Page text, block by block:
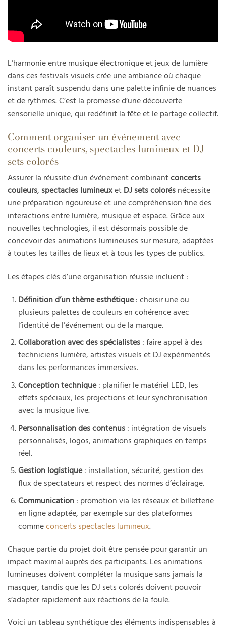
L’harmonie entre musique électronique et jeux de lumière
dans ces festivals visuels crée une ambiance où chaque
instant paraît suspendu dans une palette infinie de nuances
et de rythmes. C’est la promesse d’une découverte
sensorielle unique, qui redéfinit la fête et le partage collectif.
Comment organiser un événement avec
concerts couleurs, spectacles lumineux et DJ
sets colorés
Assurer la réussite d’un événement combinantconcerts
couleurs, spectacles lumineuxet DJ sets colorés nécessite
une préparation rigoureuse et une compréhension fine des
interactions entre lumière, musique et espace. Grâce aux
nouvelles technologies, il est désormais possible de
concevoir des animations lumineuses sur mesure, adaptées
à toutes les tailles de lieux et à tous les types de publics.
Les étapes clés d’une organisation réussie incluent :
Définition d’un thème esthétique: choisir une ou
plusieurs palettes de couleurs en cohérence avec
l’identité de l’événement ou de la marque.
Collaboration avec des spécialistes: faire appel à des
techniciens lumière, artistes visuels et DJ expérimentés
dans les performances immersives.
Conception technique: planifier le matériel LED, les
effets spéciaux, les projections et leur synchronisation
avec la musique live.
Personnalisation des contenus: intégration de visuels
personnalisés, logos, animations graphiques en temps
réel.
Gestion logistique: installation, sécurité, gestion des
flux de spectateurs et respect des normes d’éclairage.
Communication: promotion via les réseaux et billetterie
en ligne adaptée, par exemple sur des plateformes
commeconcerts spectacles lumineux.
Chaque partie du projet doit être pensée pour garantir un
impact maximal auprès des participants. Les animations
lumineuses doivent compléter la musique sans jamais la
masquer, tandis que les DJ sets colorés doivent pouvoir
s’adapter rapidement aux réactions de la foule.
Voici un tableau synthétique des éléments indispensables à